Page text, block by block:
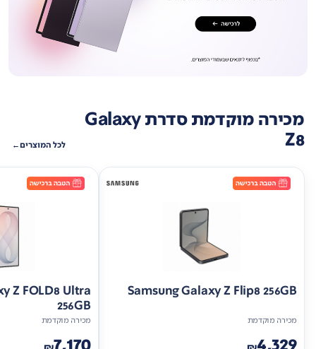
מכירה מוקדמת סדרת Galaxy
Z8 לכל המוצרים
Samsung Galaxy Z Flip8 256GB
מכירה מוקדמת
Z FOLD8 Ultra
256GB
מכירה מוקדמת